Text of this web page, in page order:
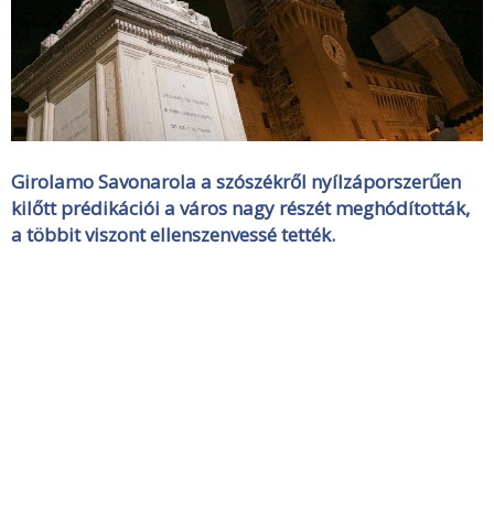
Girolamo Savonarola a szószékről nyílzáporszerűen
kilőtt prédikációi a város nagy részét meghódították,
a többit viszont ellenszenvessé tették.